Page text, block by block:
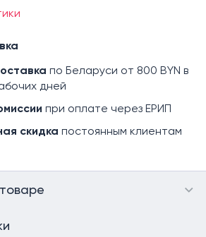
по Беларуси от 800 BYN в
дней
при оплате через ЕРИП
скидка постоянным клиентам